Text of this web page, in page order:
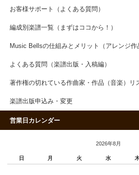
お客様サポート（よくある質問）
編成別楽譜一覧（まずはココから！）
Music Bellsの仕組みとメリット（アレンジ作
よくある質問（楽譜出版・入稿編）
著作権の切れている作曲家・作品（音楽）リ
楽譜出版申込み・変更
営業日カレンダー
2026年8月
日 月 火 水